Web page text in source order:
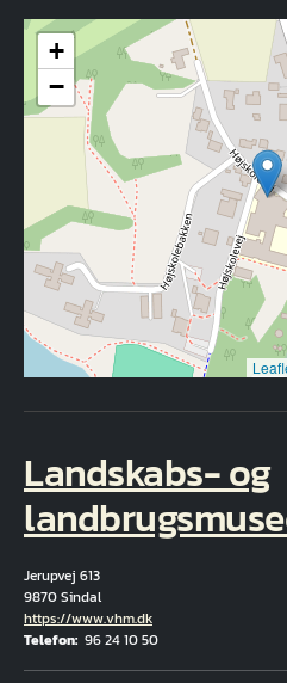
+
−
Landskabs- og
Jerupvej 613
9870 Sindal
Hjemmeside
https://www.vhm.dk
Telefon 96 24 10 50